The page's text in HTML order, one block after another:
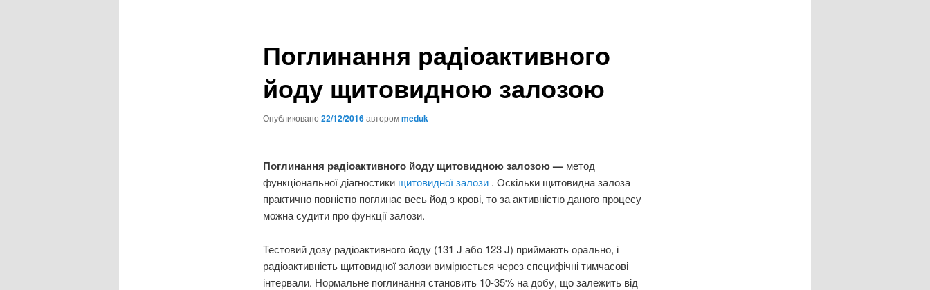
Поглинання радіоактивного
йоду щитовидною залозою
Опубликовано 22/12/2016авторомmeduk
Поглинання радіоактивного йоду щитовидною залозою— метод
функціональної діагностики щитовидної залози . Оскільки щитовидна залоза
практично повністю поглинає весь йод з крові, то за активністю даного процесу
можна судити про функції залози.
Тестовий дозу радіоактивного йоду (131 J або 123 J) приймають орально, і
радіоактивність щитовидної залози вимірюється через специфічні тимчасові
інтервали. Нормальне поглинання становить 10-35% на добу, що залежить від